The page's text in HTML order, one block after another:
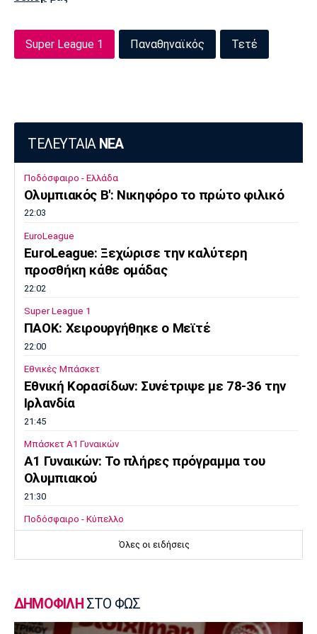
Super League 1 Παναθηναϊκός Τετέ
ΤΕΛΕΥΤΑΙΑ ΝΕΑ
Ποδόσφαιρο - Ελλάδα
Ολυμπιακός Β': Νικηφόρο το πρώτο φιλικό
22:03
EuroLeague
EuroLeague: Ξεχώρισε την καλύτερη
προσθήκη κάθε ομάδας
22:02
Super League 1
ΠΑΟΚ: Χειρουργήθηκε ο Μεϊτέ
22:00
Εθνικές Μπάσκετ
Εθνική Κορασίδων: Συνέτριψε με 78-36 την
Ιρλανδία
21:45
Μπάσκετ Α1 Γυναικών
A1 Γυναικών: To πλήρες πρόγραμμα του
Ολυμπιακού
21:30
Ποδόσφαιρο - Κύπελλο
Κύπελλο: Το πρόγραμμα του 2ου
Θέτις Βούλας: Στην πρώτη ομάδα η
Φωτιάδου
Όλες οι ειδήσεις
ΔΗΜΟΦΙΛΗ ΣΤΟ ΦΩΣ